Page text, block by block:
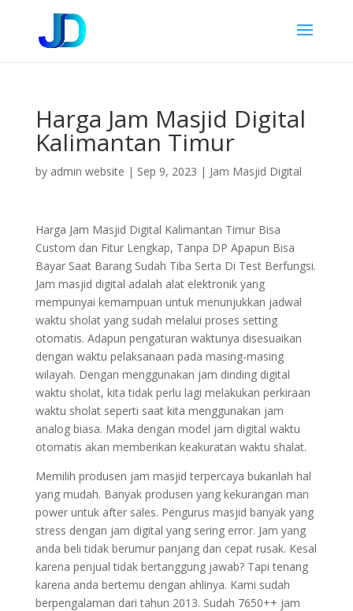
Harga Jam Masjid Digital
Kalimantan Timur
by admin website | Sep 9, 2023 | Jam Masjid Digital
Harga Jam Masjid Digital Kalimantan Timur Bisa
Custom dan Fitur Lengkap, Tanpa DP Apapun Bisa
Bayar Saat Barang Sudah Tiba Serta Di Test Berfungsi.
Jam masjid digital adalah alat elektronik yang
mempunyai kemampuan untuk menunjukkan jadwal
waktu sholat yang sudah melalui proses setting
otomatis. Adapun pengaturan waktunya disesuaikan
dengan waktu pelaksanaan pada masing-masing
wilayah. Dengan menggunakan jam dinding digital
waktu sholat, kita tidak perlu lagi melakukan perkiraan
waktu sholat seperti saat kita menggunakan jam
analog biasa. Maka dengan model jam digital waktu
otomatis akan memberikan keakuratan waktu shalat.
Memilih produsen jam masjid terpercaya bukanlah hal
yang mudah. Banyak produsen yang kekurangan man
power untuk after sales. Pengurus masjid banyak yang
stress dengan jam digital yang sering error. Jam yang
anda beli tidak berumur panjang dan cepat rusak. Kesal
karena penjual tidak bertanggung jawab? Tapi tenang
karena anda bertemu dengan ahlinya. Kami sudah
berpengalaman dari tahun 2013. Sudah 7650++ jam